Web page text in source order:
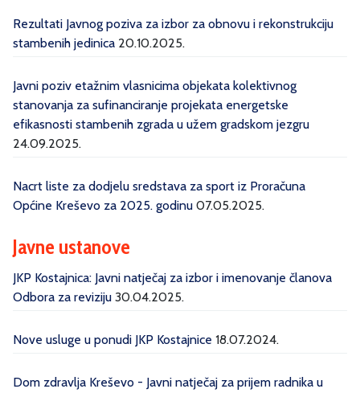
Rezultati Javnog poziva za izbor za obnovu i rekonstrukciju
stambenih jedinica 20.10.2025.
Javni poziv etažnim vlasnicima objekata kolektivnog
stanovanja za sufinanciranje projekata energetske
efikasnosti stambenih zgrada u užem gradskom jezgru
24.09.2025.
Nacrt liste za dodjelu sredstava za sport iz Proračuna
Općine Kreševo za 2025. godinu 07.05.2025.
Javne ustanove
JKP Kostajnica: Javni natječaj za izbor i imenovanje članova
Odbora za reviziju 30.04.2025.
Nove usluge u ponudi JKP Kostajnice 18.07.2024.
Dom zdravlja Kreševo - Javni natječaj za prijem radnika u